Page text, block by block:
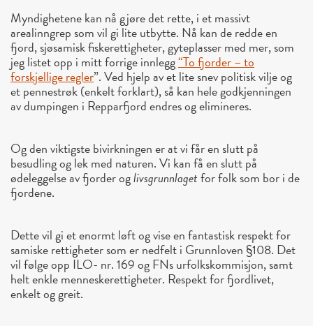
Myndighetene kan nå gjøre det rette, i et massivt
arealinngrep som vil gi lite utbytte. Nå kan de redde en
fjord, sjøsamisk fiskerettigheter, gyteplasser med mer, som
jeg listet opp i mitt forrige innlegg“To fjorder – to
forskjellige regler”. Ved hjelp av et lite snev politisk vilje og
et pennestrøk (enkelt forklart), så kan hele godkjenningen
av dumpingen i Repparfjord endres og elimineres.
Og den viktigste bivirkningen er at vi får en slutt på
besudling og lek med naturen. Vi kan få en slutt på
ødeleggelse av fjorder oglivsgrunnlagetfor folk som bor i de
fjordene.
Dette vil gi et enormt løft og vise en fantastisk respekt for
samiske rettigheter som er nedfelt i Grunnloven §108. Det
vil følge opp ILO- nr. 169 og FNs urfolkskommisjon, samt
helt enkle menneskerettigheter. Respekt for fjordlivet,
enkelt og greit.